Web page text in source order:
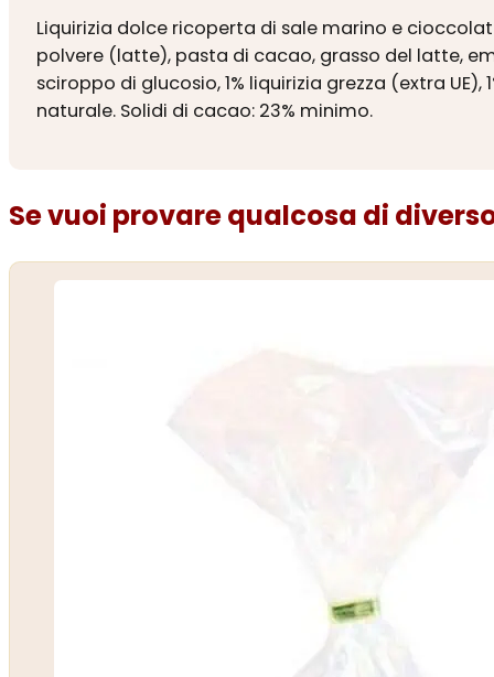
Liquirizia dolce ricoperta di sale marino e
polvere (latte), pasta di cacao, grasso del latte,
sciroppo di glucosio, 1% liquirizia grezza (extra
naturale. Solidi di cacao: 23% minimo.
Se vuoi provare qualcosa di